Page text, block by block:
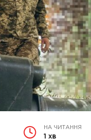
НА ЧИТАННЯ
1 хв